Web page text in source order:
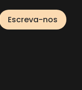
Escreva-nos